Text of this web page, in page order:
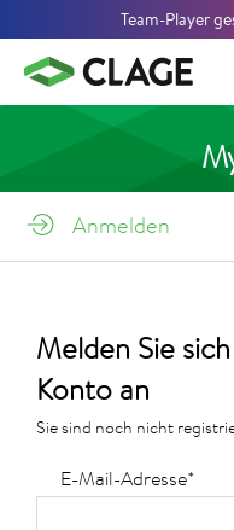
Team-Player
Anmelden
Melden Sie
Konto an
Sie sind noch nicht
E-Mail-Adresse*